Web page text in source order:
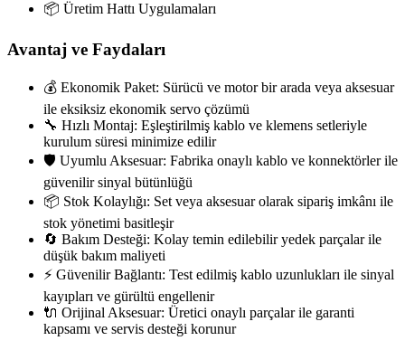
📦 Üretim Hattı Uygulamaları
Avantaj ve Faydaları
💰 Ekonomik Paket: Sürücü ve motor bir arada veya aksesuar
ile eksiksiz ekonomik servo çözümü
🔧 Hızlı Montaj: Eşleştirilmiş kablo ve klemens setleriyle
kurulum süresi minimize edilir
🛡️ Uyumlu Aksesuar: Fabrika onaylı kablo ve konnektörler ile
güvenilir sinyal bütünlüğü
📦 Stok Kolaylığı: Set veya aksesuar olarak sipariş imkânı ile
stok yönetimi basitleşir
🔄 Bakım Desteği: Kolay temin edilebilir yedek parçalar ile
düşük bakım maliyeti
⚡ Güvenilir Bağlantı: Test edilmiş kablo uzunlukları ile sinyal
kayıpları ve gürültü engellenir
🔌 Orijinal Aksesuar: Üretici onaylı parçalar ile garanti
kapsamı ve servis desteği korunur